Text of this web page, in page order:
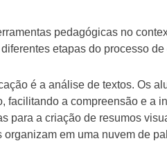
pedagógicas no
etapas do processo
é a análise de textos. Os
facilitando a compreensão e a
para a criação de resumos
em uma nuvem de